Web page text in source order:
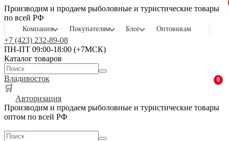
Производим и продаем рыболовные и туристические товары
по всей РФ
Компания Покупателям Блог Оптовикам
+7 (423) 232-89-08
ПН-ПТ 09:00-18:00 (+7МСК)
Каталог товаров
Владивосток
🛒
0
Авторизация
Производим и продаем рыболовные и туристические товары
оптом по всей РФ